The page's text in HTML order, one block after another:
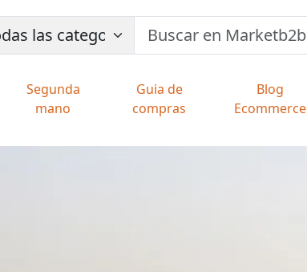
Segunda
mano
Guia de
compras
Blog
Ecommerce